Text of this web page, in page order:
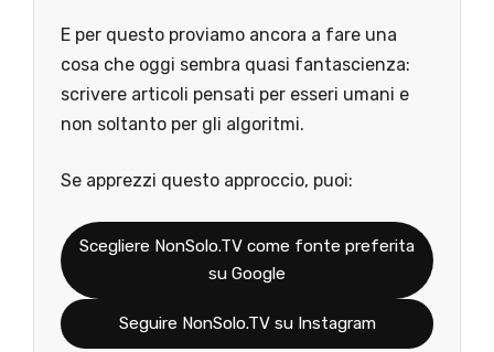
E per questo proviamo ancora a fare una
cosa che oggi sembra quasi fantascienza:
scrivere articoli pensati per esseri umani e
non soltanto per gli algoritmi.
Se apprezzi questo approccio, puoi:
Scegliere NonSolo.TV come fonte preferita
su Google
Seguire NonSolo.TV su Instagram